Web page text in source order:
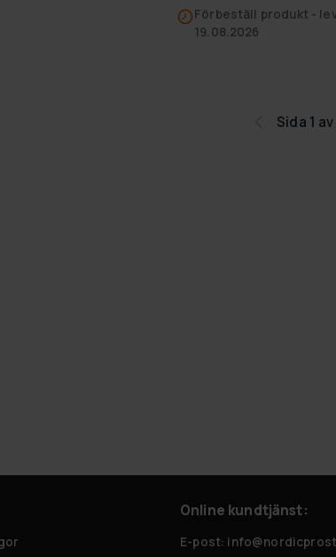
Förbeställ produkt -
19.08.2026
Sida 1 av
Online kundtjänst:
E-post: